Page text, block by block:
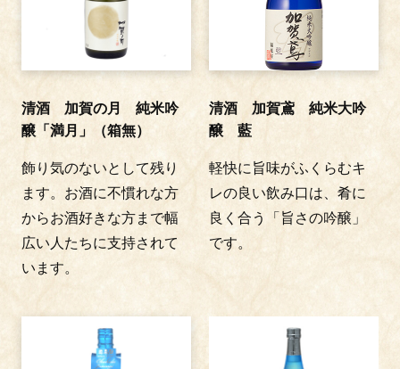
清酒 加賀の月 純米吟
醸「満月」（箱無）
飾り気のないとして残り
ます。お酒に不慣れな方
からお酒好きな方まで幅
広い人たちに支持されて
います。
清酒 加賀鳶 純米大吟
醸 藍
軽快に旨味がふくらむキ
レの良い飲み口は、肴に
良く合う「旨さの吟醸」
です。